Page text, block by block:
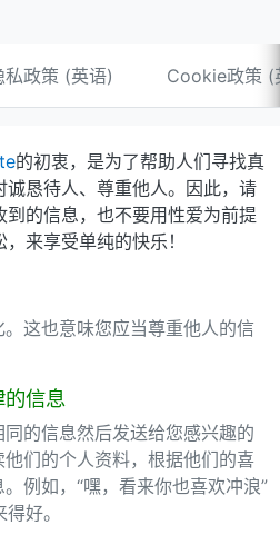
私政策 (英语) Cookie政策 (
的初衷，是为了帮助人们寻找真
恳待人、尊重他人。因此，请
的信息，也不要用性爱为前提
来享受单纯的快乐！
这也意味您应当尊重他人的信
信息
的信息然后发送给您感兴趣的
们的个人资料，根据他们的喜
例如，“嘿，看来你也喜欢冲浪”
好。